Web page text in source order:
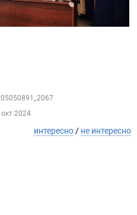
2024
интересно / не интересно